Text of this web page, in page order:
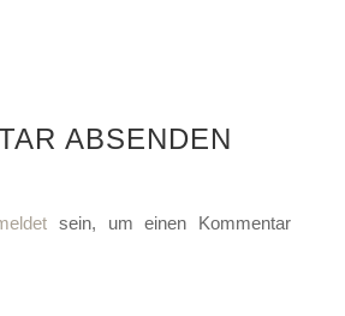
ABSENDEN
sein, um einen Kommentar